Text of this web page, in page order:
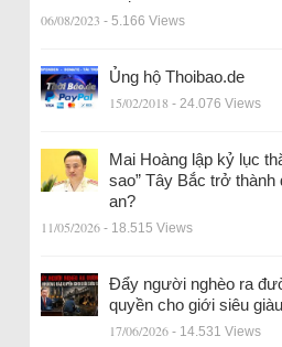
06/08/2023 - 5.166 Views
Ủng hộ Thoibao.de
15/02/2018 - 24.076 Views
Mai Hoàng lập kỷ lục
sao” Tây Bắc trở
an?
11/05/2026 - 18.515 Views
Đẩy người nghèo ra
quyền cho giới siêu giàu
17/06/2026 - 14.531 Views